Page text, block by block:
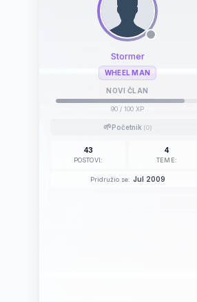
Stormer
WHEEL MAN
NOVI ČLAN
90 / 100 XP
🌱Početnik (0)
43
POSTOVI:
4
TEME:
Pridružio se: Jul 2009